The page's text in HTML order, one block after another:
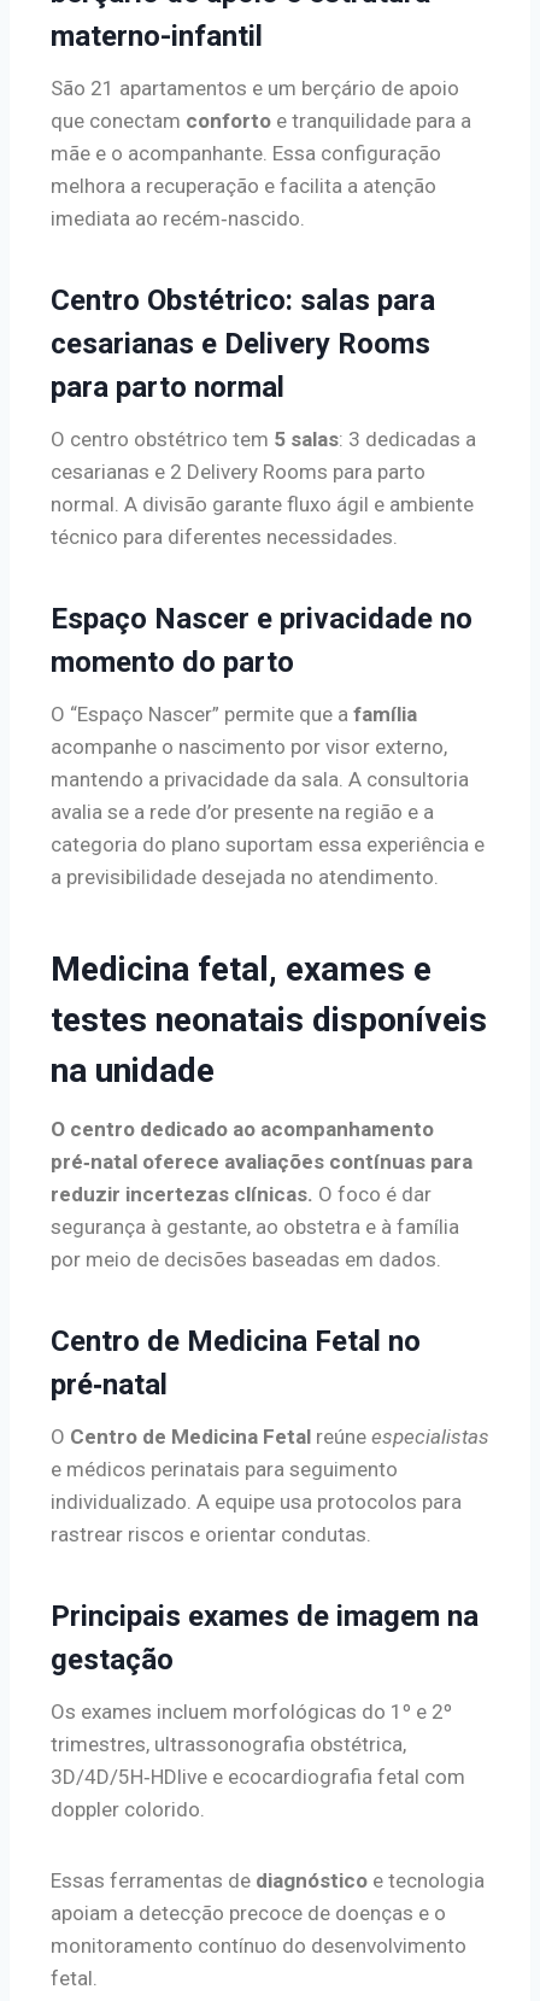
materno-infantil
São 21 apartamentos e um berçário de apoio
que conectam conforto e tranquilidade para a
mãe e o acompanhante. Essa configuração
melhora a recuperação e facilita a atenção
imediata ao recém‑nascido.
Centro Obstétrico: salas para
cesarianas e Delivery Rooms
para parto normal
O centro obstétrico tem 5 salas: 3 dedicadas a
cesarianas e 2 Delivery Rooms para parto
normal. A divisão garante fluxo ágil e ambiente
técnico para diferentes necessidades.
Espaço Nascer e privacidade no
momento do parto
O “Espaço Nascer” permite que a família
acompanhe o nascimento por visor externo,
mantendo a privacidade da sala. A consultoria
avalia se a rede d’or presente na região e a
categoria do plano suportam essa experiência e
a previsibilidade desejada no atendimento.
Medicina fetal, exames e
testes neonatais disponíveis
na unidade
O centro dedicado ao acompanhamento
pré‑natal oferece avaliações contínuas para
reduzir incertezas clínicas. O foco é dar
segurança à gestante, ao obstetra e à família
por meio de decisões baseadas em dados.
Centro de Medicina Fetal no
pré‑natal
O Centro de Medicina Fetal reúne especialistas
e médicos perinatais para seguimento
individualizado. A equipe usa protocolos para
rastrear riscos e orientar condutas.
Principais exames de imagem na
gestação
Os exames incluem morfológicas do 1º e 2º
trimestres, ultrassonografia obstétrica,
3D/4D/5H‑HDlive e ecocardiografia fetal com
doppler colorido.
Essas ferramentas de diagnóstico e tecnologia
apoiam a detecção precoce de doenças e o
monitoramento contínuo do desenvolvimento
fetal.